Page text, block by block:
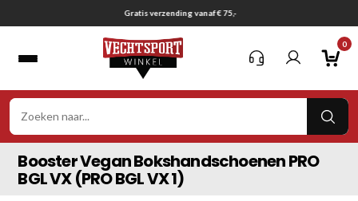
naar
Gratis verzending vanaf € 75,-
0
Booster Vegan Bokshandschoenen PRO
BGL VX (PRO BGL VX 1)